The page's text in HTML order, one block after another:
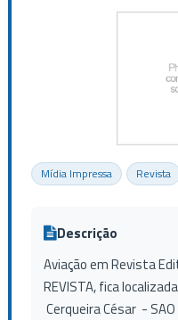
Mídia Impressa Revista
Descrição
Aviação em Revista
REVISTA, fica
Cerqueira César -